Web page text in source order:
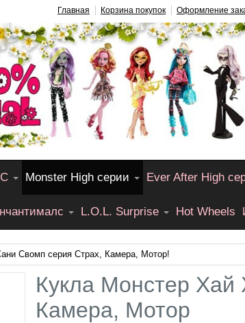
Главная Корзина покупок Оформление
Monster High серии Ever After High
L.O.L. Surprise Hot Wheels
Свомп серия Страх, Камера, Мотор!
Кукла Монстер
Камера, Мотор